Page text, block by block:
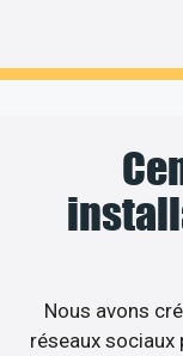
Nous avons
réseaux